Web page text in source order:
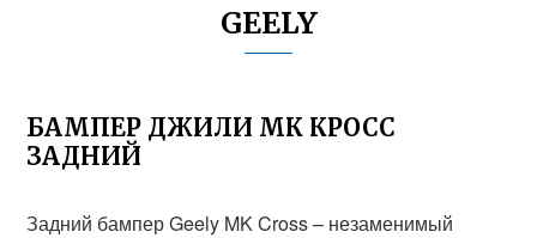
GEELY
БАМПЕР ДЖИЛИ МК КРОСС
ЗАДНИЙ
Задний бампер Geely MK Cross – незаменимый